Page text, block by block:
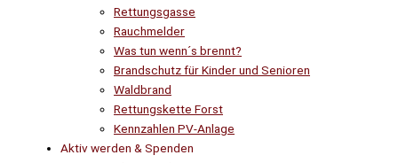
Rettungsgasse
Rauchmelder
Was tun wenn´s brennt?
Brandschutz für Kinder und Senioren
Waldbrand
Rettungskette Forst
Kennzahlen PV-Anlage
Aktiv werden & Spenden